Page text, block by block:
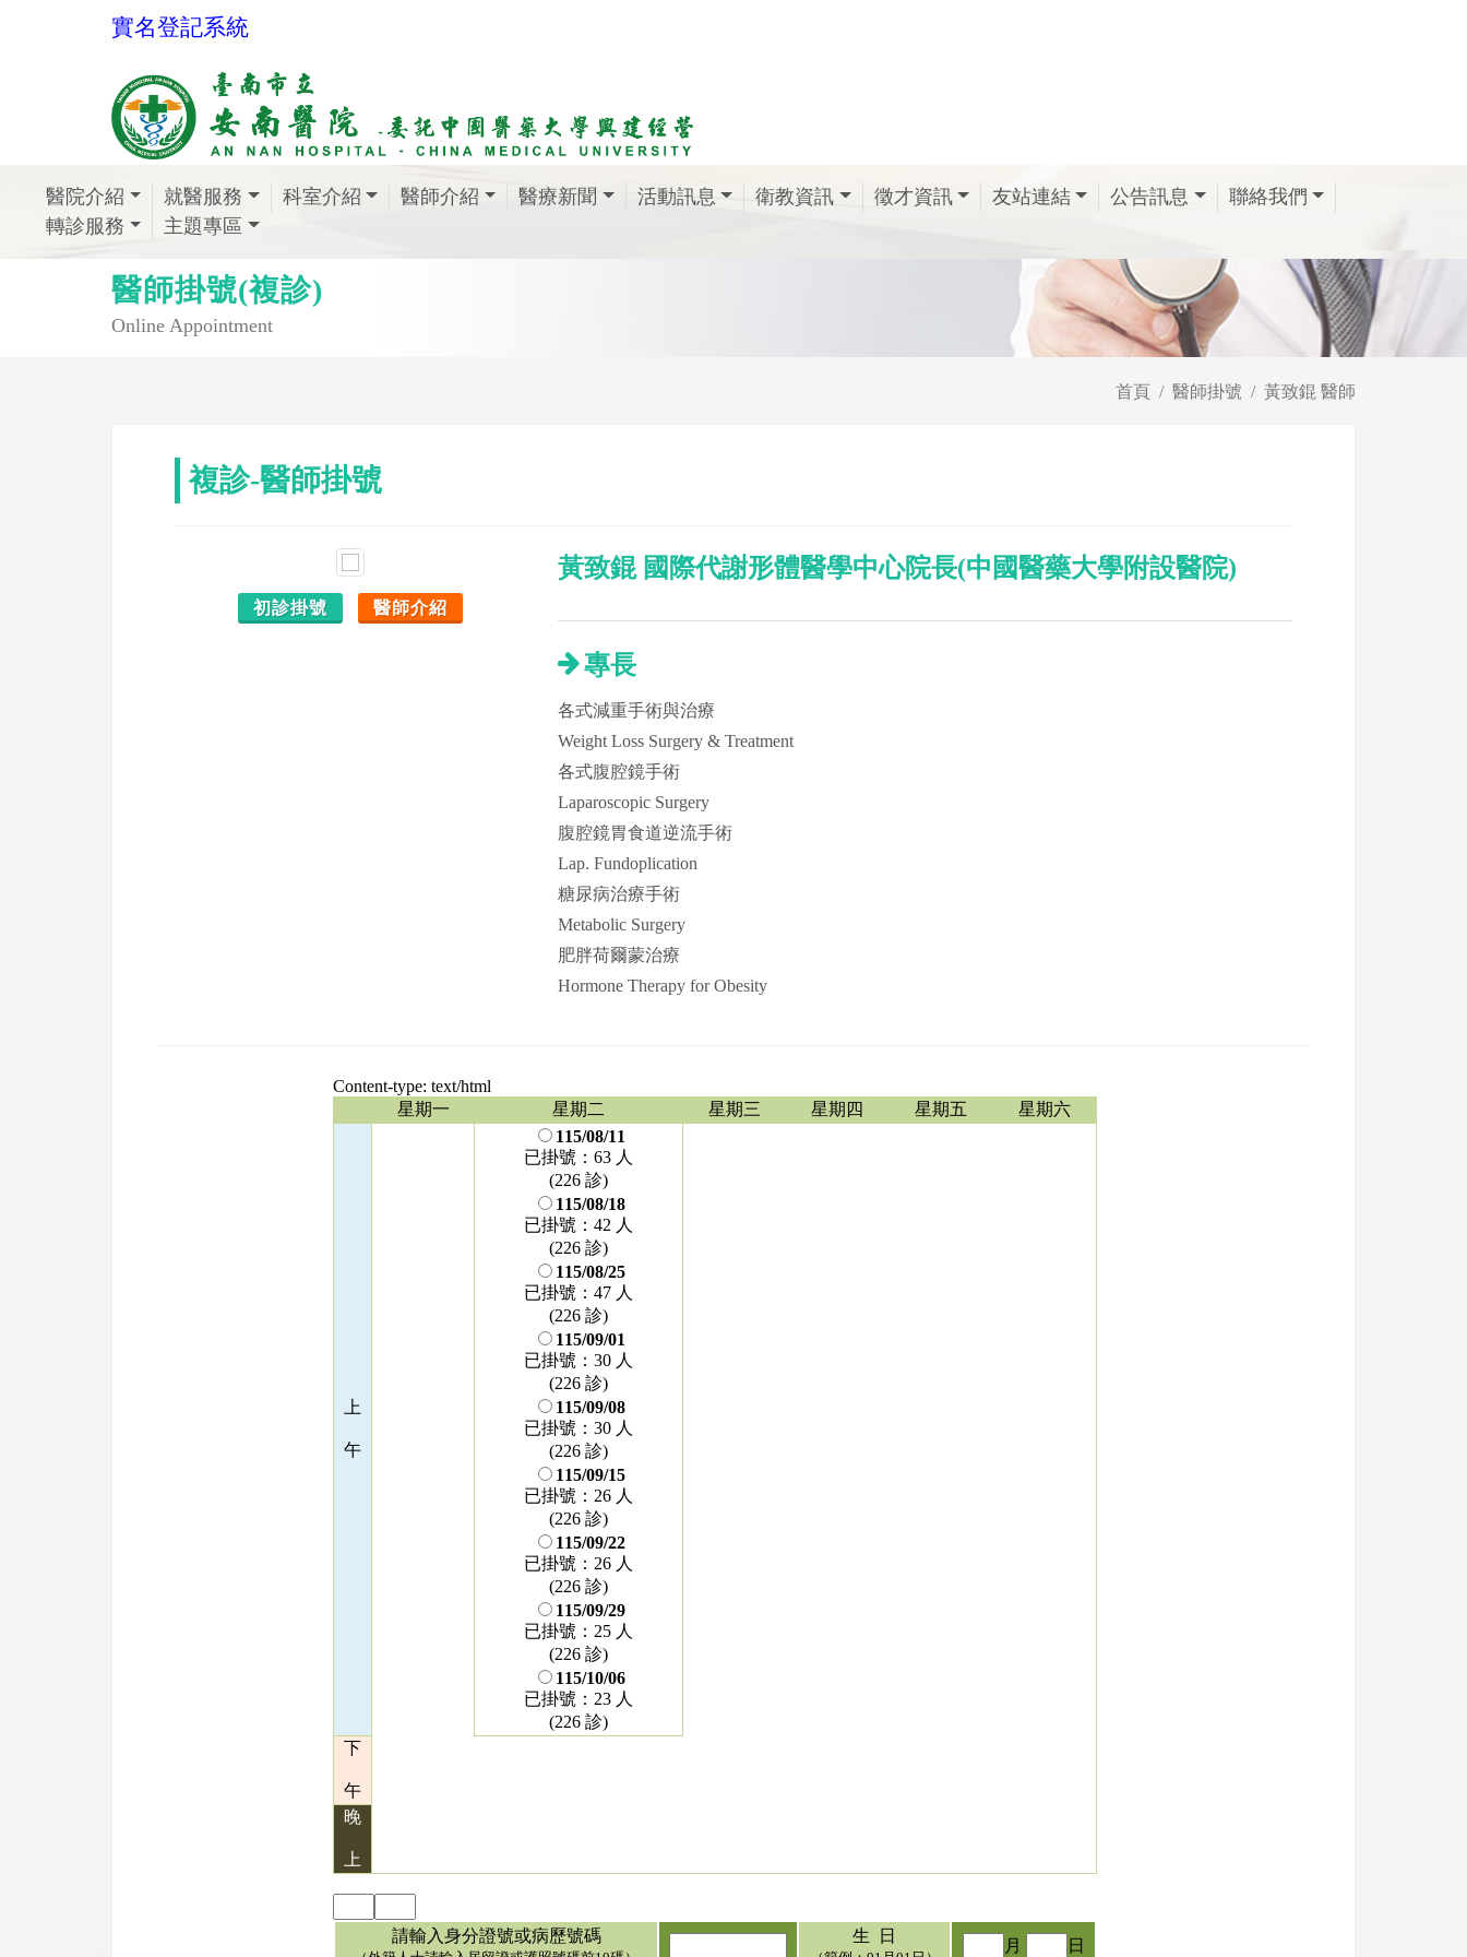
實名登記系統
醫院介紹 就醫服務 科室介紹 醫師介紹 醫療新聞 活動訊息 衛教資訊 徵才資訊 友站連結 公告訊息
聯絡我們
轉診服務
主題專區
醫師掛號(複診)
Online Appointment
首頁 醫師掛號 黃致錕 醫師
複診-醫師掛號
初診掛號 醫師介紹
黃致錕 國際代謝形體醫學中心院長(中國醫藥大學附設醫院)
專長
各式減重手術與治療
Weight Loss Surgery & Treatment
各式腹腔鏡手術
Laparoscopic Surgery
腹腔鏡胃食道逆流手術
Lap. Fundoplication
糖尿病治療手術
Metabolic Surgery
肥胖荷爾蒙治療
Hormone Therapy for Obesity